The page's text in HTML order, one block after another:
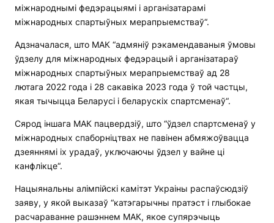
міжнароднымі федэрацыямі і арганізатарамі
міжнародных спартыўных мерапрыемстваў“.
Адзначалася, што МАК “адмяніў рэкамендаваныя ўмовы
ўдзелу для міжнародных федэрацый і арганізатараў
міжнародных спартыўных мерапрыемстваў ад 28
лютага 2022 года і 28 сакавіка 2023 года ў той частцы,
якая тычыцца Беларусі і беларускіх спартсменаў“.
Сярод іншага МАК пацвердзіў, што “ўдзел спартсменаў у
міжнародных спаборніцтвах не павінен абмяжоўвацца
дзеяннямі іх урадаў, уключаючы ўдзел у вайне ці
канфлікце“.
Нацыянальны алімпійскі камітэт Украіны распаўсюдзіў
заяву, у якой выказаў “катэгарычны пратэст і глыбокае
расчараванне рашэннем МАК, якое супярэчыць